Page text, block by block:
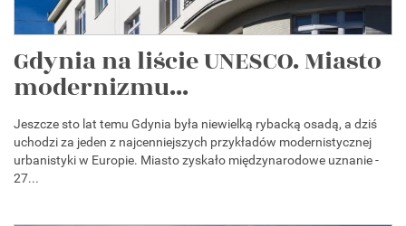
Gdynia na liście UNESCO. Miasto
modernizmu...
Jeszcze sto lat temu Gdynia była niewielką rybacką osadą, a dziś
uchodzi za jeden z najcenniejszych przykładów modernistycznej
urbanistyki w Europie. Miasto zyskało międzynarodowe uznanie -
27...